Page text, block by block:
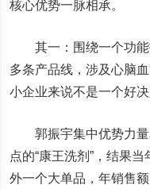
核心优势一脉相承。
其一：围绕一个功能
多条产品线，涉及心脑
小企业来说不是一个好决
郭振宇集中优势力量
点的“康王洗剂”，结果当
外一个大单品，年销售